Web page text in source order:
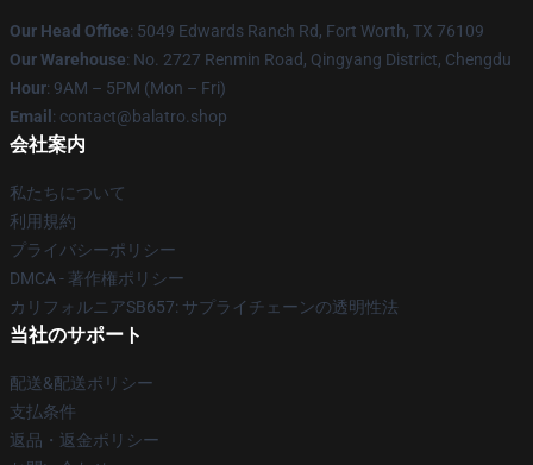
Our Head Office: 5049 Edwards Ranch Rd, Fort Worth, TX 76109
Our Warehouse: No. 2727 Renmin Road, Qingyang District, Chengdu
Hour: 9AM – 5PM (Mon – Fri)
Email : contact@balatro.shop
会社案内
私たちについて
利用規約
プライバシーポリシー
DMCA - 著作権ポリシー
カリフォルニアSB657: サプライチェーンの透明性法
当社のサポート
配送&配送ポリシー
支払条件
返品・返金ポリシー